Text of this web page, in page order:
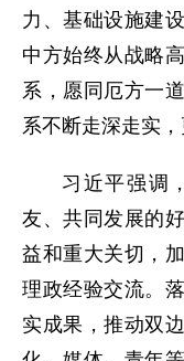
力、基础设施建
中方始终从战略
系，愿同厄方一
系不断走深走实，
习近平强调
友、共同发展的
益和重大关切，
理政经验交流。
实成果，推动双